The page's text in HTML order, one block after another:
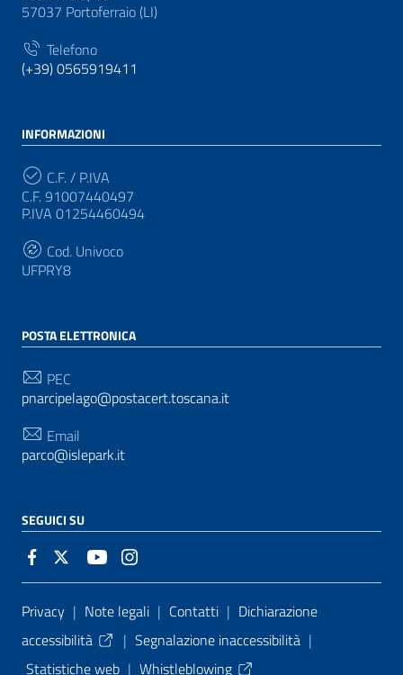
57037 Portoferraio (LI)
Telefono
(+39) 0565919411
INFORMAZIONI
C.F. / P.IVA
C.F. 91007440497
P.IVA 01254460494
Cod. Univoco
UFPRY8
POSTA ELETTRONICA
PEC
pnarcipelago@postacert.toscana.it
Email
parco@islepark.it
SEGUICI SU
Sezione Link Utili
Privacy | Note legali | Contatti | Dichiarazione
accessibilità
| Segnalazione inaccessibilità |
Statistiche web | Whistleblowing